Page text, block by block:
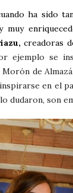
ha sido
muy
creadoras
ejemplo se
de
en el
dudaron, son